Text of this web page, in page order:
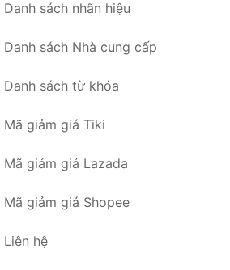
Danh sách nhãn hiệu
Danh sách Nhà cung cấp
Danh sách từ khóa
Mã giảm giá Tiki
Mã giảm giá Lazada
Mã giảm giá Shopee
Liên hệ